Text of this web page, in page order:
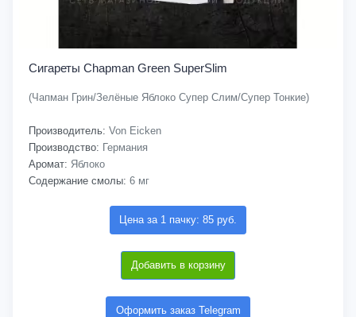
Сигареты Chapman Green SuperSlim
(Чапман Грин/Зелёные Яблоко Супер Слим/Супер Тонкие)
Производитель: Von Eicken
Производство: Германия
Аромат: Яблоко
Содержание смолы: 6 мг
Цена за 1 пачку: 85 руб.
Добавить в корзину
Оформить заказ Telegram